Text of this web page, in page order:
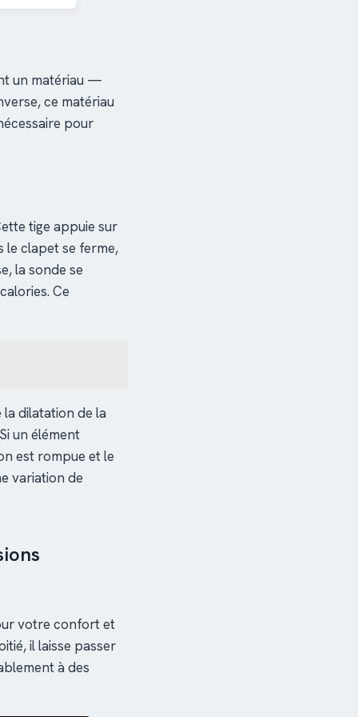
un matériau —
ce matériau
pour
tige appuie sur
le clapet se ferme,
la sonde se
Ce
la dilatation de la
un élément
est rompue et le
variation de
votre confort et
il laisse passer
à des